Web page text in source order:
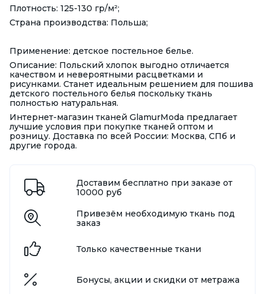
Плотность: 125-130 гр/м²;
Страна производства: Польша;
Применение: детское постельное белье.
Описание: Польский хлопок выгодно отличается
качеством и невероятными расцветками и
рисунками. Станет идеальным решением для пошива
детского постельного белья поскольку ткань
полностью натуральная.
Интернет-магазин тканей GlamurModa предлагает
лучшие условия при покупке тканей оптом и
розницу. Доставка по всей России: Москва, СПб и
другие города.
Доставим бесплатно при заказе от
10000 руб
Привезём необходимую ткань под
заказ
Только качественные ткани
Бонусы, акции и скидки от метража